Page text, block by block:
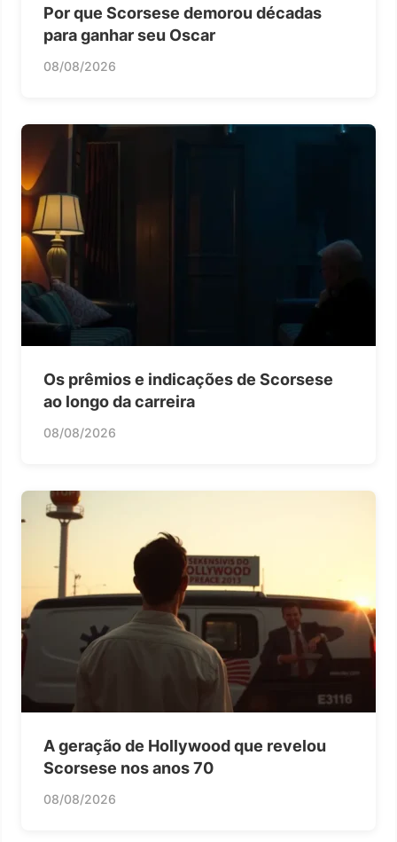
Por que Scorsese demorou décadas
para ganhar seu Oscar
08/08/2026
Os prêmios e indicações de Scorsese
ao longo da carreira
08/08/2026
A geração de Hollywood que revelou
Scorsese nos anos 70
08/08/2026